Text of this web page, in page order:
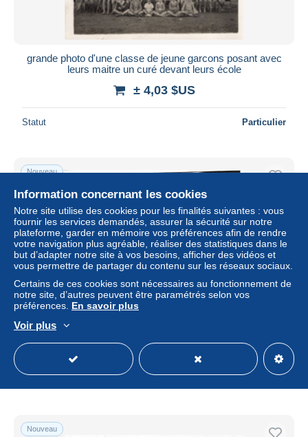
grande photo d'une classe de jeune garcons posant avec
leurs maitre un curé devant leurs école
± 4,03 $US
Statut Particulier
Nouveau
boit du vin a la bouteille posant dans leurs potager
± 3,46 $US
Nouveau
Information concernant les cookies
Notre site utilise des cookies pour les finalités suivantes : vous
fournir les services demandés, assurer la sécurité sur notre
plateforme, garder en mémoire vos préférences afin de rendre
votre navigation plus agréable, réaliser des statistiques dans le
but d’adapter notre site à vos besoins, afficher des vidéos et
vous permettre de partager du contenu sur les réseaux sociaux.
Certains de ces cookies sont nécessaires au fonctionnement de
notre site, d’autres peuvent être paramétrés selon vos
préférences. En savoir plus
Voir plus